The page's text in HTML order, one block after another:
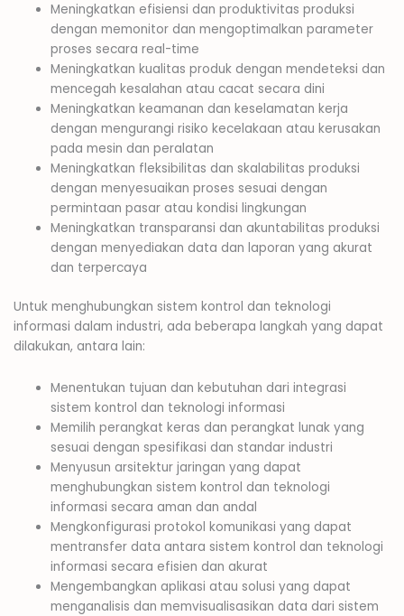
Meningkatkan efisiensi dan produktivitas produksi
dengan memonitor dan mengoptimalkan parameter
proses secara real-time
Meningkatkan kualitas produk dengan mendeteksi dan
mencegah kesalahan atau cacat secara dini
Meningkatkan keamanan dan keselamatan kerja
dengan mengurangi risiko kecelakaan atau kerusakan
pada mesin dan peralatan
Meningkatkan fleksibilitas dan skalabilitas produksi
dengan menyesuaikan proses sesuai dengan
permintaan pasar atau kondisi lingkungan
Meningkatkan transparansi dan akuntabilitas produksi
dengan menyediakan data dan laporan yang akurat
dan terpercaya
Untuk menghubungkan sistem kontrol dan teknologi
informasi dalam industri, ada beberapa langkah yang dapat
dilakukan, antara lain:
Menentukan tujuan dan kebutuhan dari integrasi
sistem kontrol dan teknologi informasi
Memilih perangkat keras dan perangkat lunak yang
sesuai dengan spesifikasi dan standar industri
Menyusun arsitektur jaringan yang dapat
menghubungkan sistem kontrol dan teknologi
informasi secara aman dan andal
Mengkonfigurasi protokol komunikasi yang dapat
mentransfer data antara sistem kontrol dan teknologi
informasi secara efisien dan akurat
Mengembangkan aplikasi atau solusi yang dapat
menganalisis dan memvisualisasikan data dari sistem